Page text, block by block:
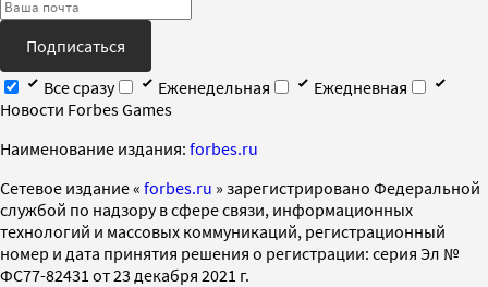
Подписаться
Все сразу
Еженедельная
Ежедневная
Новости Forbes Games
Наименование издания: forbes.ru
Cетевое издание « forbes.ru » зарегистрировано Федеральной
службой по надзору в сфере связи, информационных
технологий и массовых коммуникаций, регистрационный
номер и дата принятия решения о регистрации: серия Эл №
ФС77-82431 от 23 декабря 2021 г.